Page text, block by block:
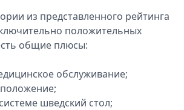
из представленного рейтинга
положительных
общие плюсы:
обслуживание;
шведский стол;